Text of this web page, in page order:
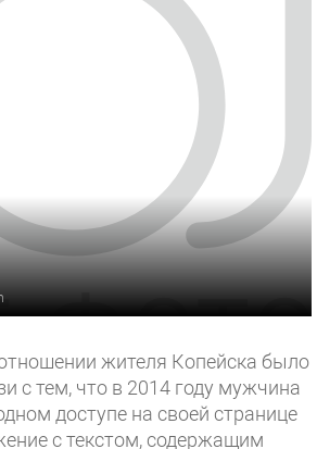
жителя Копейска было
с тем, что в 2014 году мужчина
доступе на своей странице
с текстом, содержащим